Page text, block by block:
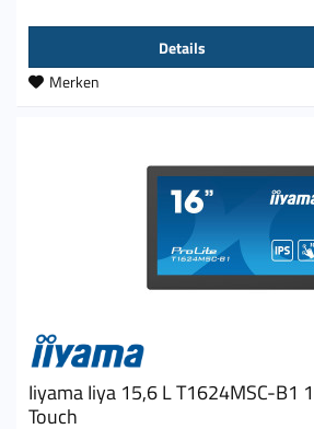
Details
Merken
Iiyama Iiya 15,6 L T1624MSC-B1
Touch